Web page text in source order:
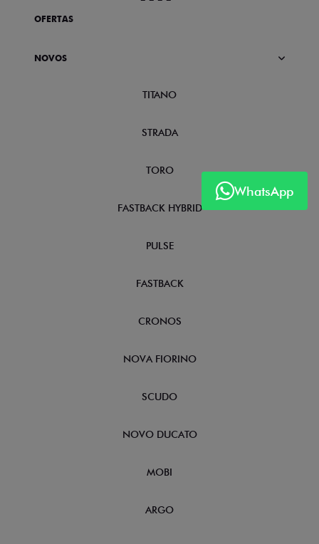
WhatsApp
OFERTAS
NOVOS
TITANO
STRADA
TORO
FASTBACK HYBRID
PULSE
FASTBACK
CRONOS
NOVA FIORINO
SCUDO
NOVO DUCATO
MOBI
ARGO